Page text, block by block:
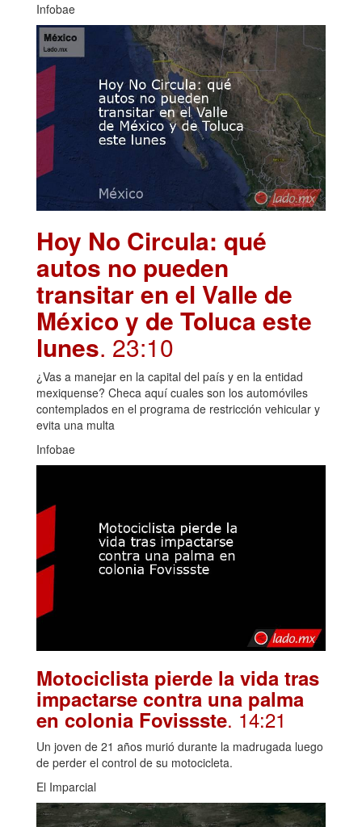
Infobae
Hoy No Circula: qué
autos no pueden
transitar en el Valle de
México y de Toluca este
lunes. 23:10
¿Vas a manejar en la capital del país y en la entidad
mexiquense? Checa aquí cuales son los automóviles
contemplados en el programa de restricción vehicular y
evita una multa
Infobae
Motociclista pierde la vida tras
impactarse contra una palma
en colonia Fovissste. 14:21
Un joven de 21 años murió durante la madrugada luego
de perder el control de su motocicleta.
El Imparcial